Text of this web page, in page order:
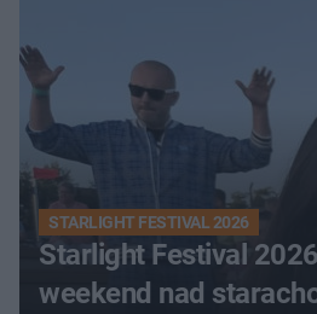
STARLIGHT FESTIVAL 2026
Starlight Festival
weekend nad